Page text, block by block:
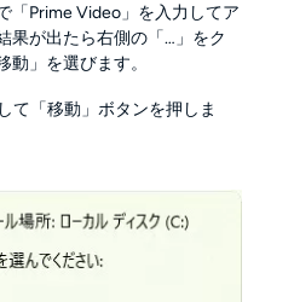
「Prime Video」を入力してア
果が出たら右側の「…」をク
動」を選びます。
て「移動」ボタンを押しま